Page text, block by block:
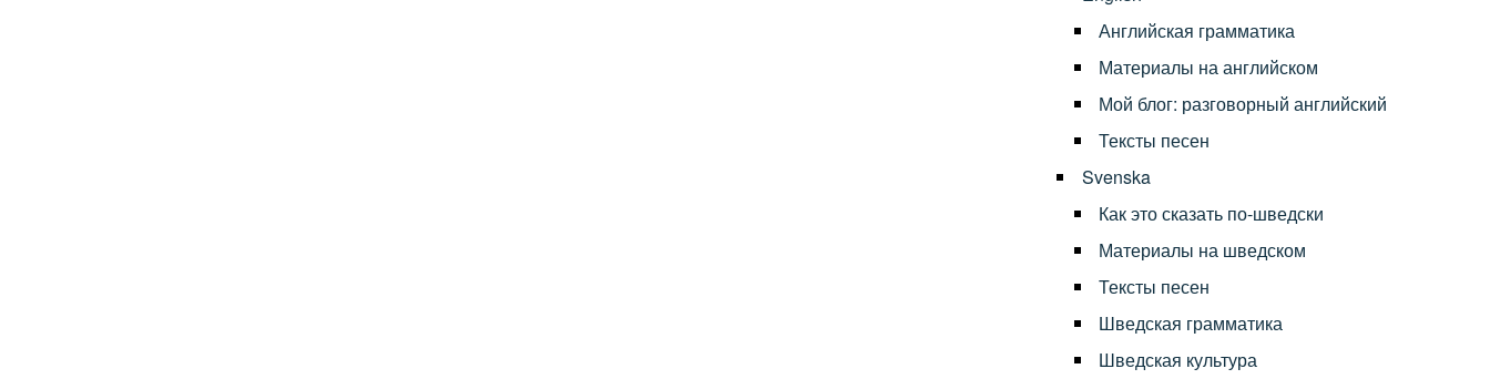
Английская грамматика
Материалы на английском
Мой блог: разговорный английский
Тексты песен
Svenska
Как это сказать по-шведски
Материалы на шведском
Тексты песен
Шведская грамматика
Шведская культура